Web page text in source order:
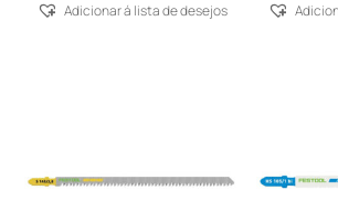
Adicionar á lista de desejos